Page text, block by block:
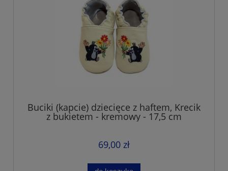
Buciki (kapcie) dziecięce z haftem, Krecik
z bukietem - kremowy - 17,5 cm
69,00 zł